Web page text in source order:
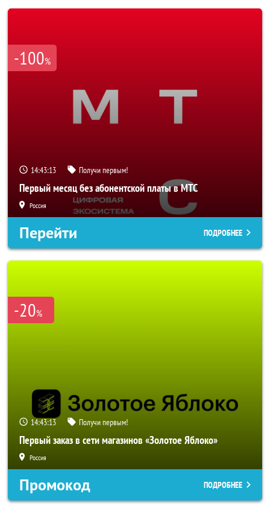
-100%
14:43:10 Получи первым!
Первый месяц без абонентской платы в МТС
Россия
Перейти ПОДРОБНЕЕ
-20%
14:43:10 Получи первым!
Первый заказ в сети магазинов «Золотое Яблоко»
Россия
Промокод ПОДРОБНЕЕ